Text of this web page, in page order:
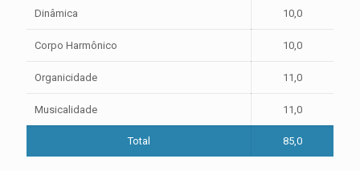
Dinâmica 10,0
Corpo Harmônico 10,0
Organicidade 11,0
Musicalidade 11,0
Total 85,0